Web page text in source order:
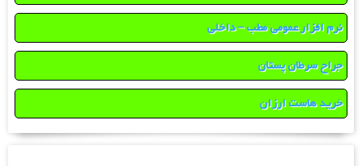
نرم افزار عمومی مطب – داخلی
جراح سرطان پستان
خرید هاست ارزان